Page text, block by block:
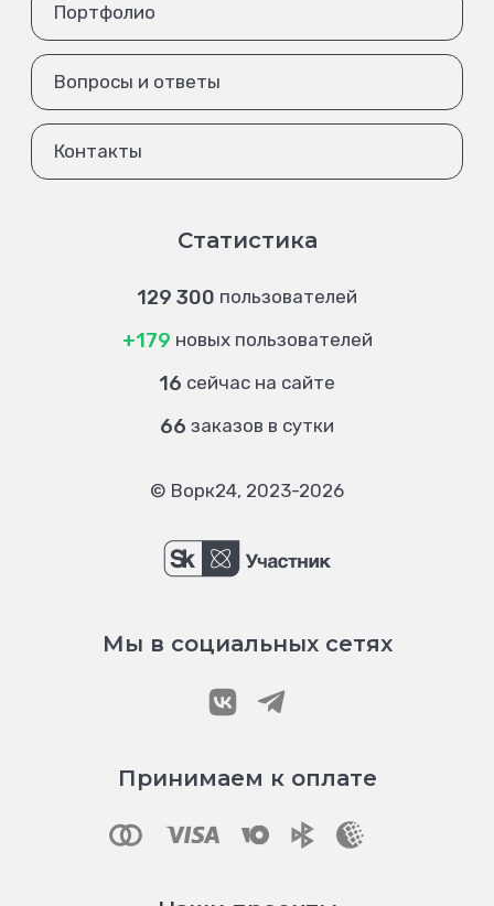
Портфолио
Вопросы и ответы
Контакты
Статистика
129 300 пользователей
+179 новых пользователей
16 сейчас на сайте
66 заказов в сутки
© Ворк24, 2023-2026
Мы в социальных сетях
Принимаем к оплате